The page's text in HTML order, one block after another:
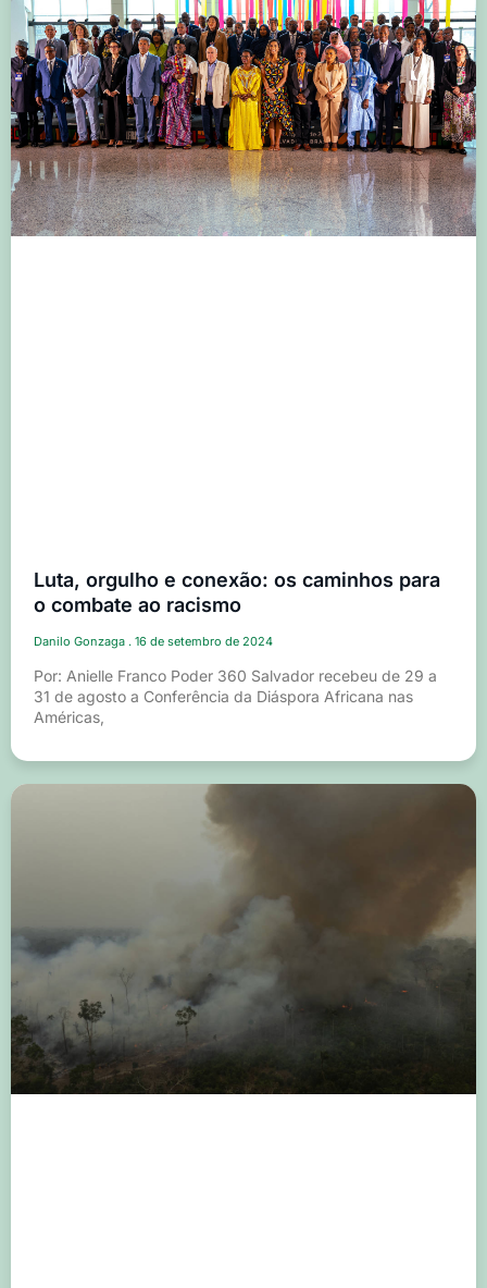
Luta, orgulho e conexão: os caminhos para
o combate ao racismo
Danilo Gonzaga 16 de setembro de 2024
Por: Anielle Franco Poder 360 Salvador recebeu de 29 a
31 de agosto a Conferência da Diáspora Africana nas
Américas,